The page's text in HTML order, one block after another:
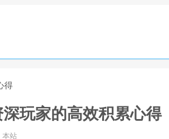
得
玩家的高效积累心得
本站